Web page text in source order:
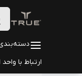
ارتباط با